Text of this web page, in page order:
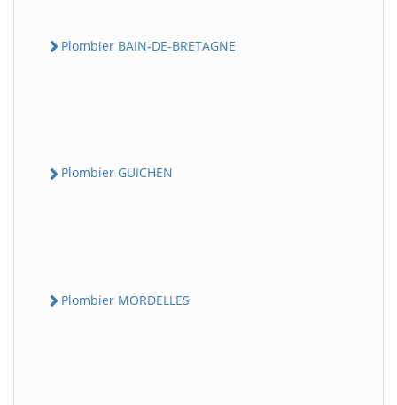
Plombier BAIN-DE-BRETAGNE
Plombier GUICHEN
Plombier MORDELLES